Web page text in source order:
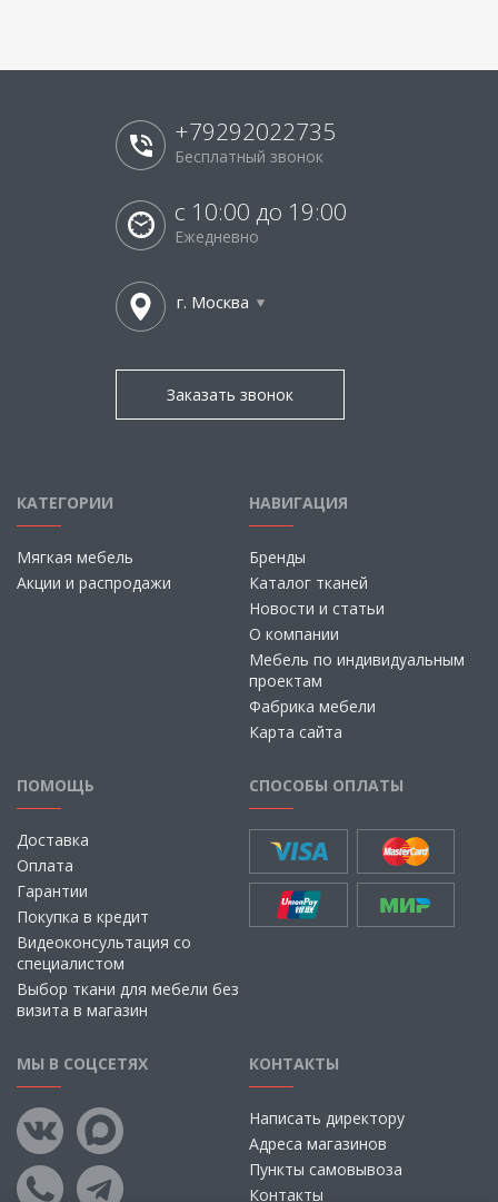
+79292022735
Бесплатный звонок
с 10:00 до 19:00
Ежедневно
г. Москва
Заказать звонок
КАТЕГОРИИ
Мягкая мебель
Акции и распродажи
НАВИГАЦИЯ
Бренды
Каталог тканей
Новости и статьи
О компании
Мебель по индивидуальным
проектам
Фабрика мебели
Карта сайта
ПОМОЩЬ
Доставка
Оплата
Гарантии
Покупка в кредит
Видеоконсультация со
специалистом
Выбор ткани для мебели без
визита в магазин
СПОСОБЫ ОПЛАТЫ
МЫ В СОЦСЕТЯХ КОНТАКТЫ
Написать директору
Адреса магазинов
Пункты самовывоза
Контакты